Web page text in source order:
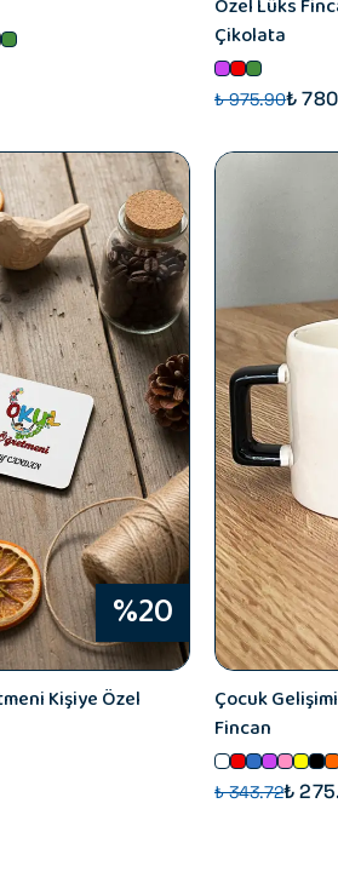
Özel Lüks
Çikolata
₺ 975.90₺
%20
Kişiye Özel
Çocuk
Fincan
₺ 343.72₺